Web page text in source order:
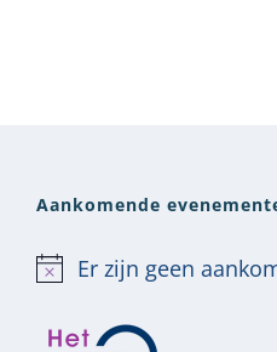
Aankomende
Bericht
Er zijn geen